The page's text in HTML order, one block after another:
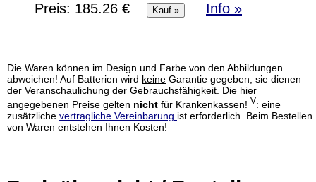
Preis: 185.26 € Info »
Die Waren können im Design und Farbe von den Abbildungen
abweichen! Auf Batterien wird keine Garantie gegeben, sie dienen
der Veranschaulichung der Gebrauchsfähigkeit. Die hier
angegebenen Preise gelten nicht für Krankenkassen! V: eine
zusätzliche vertragliche Vereinbarung ist erforderlich. Beim Bestellen
von Waren entstehen Ihnen Kosten!